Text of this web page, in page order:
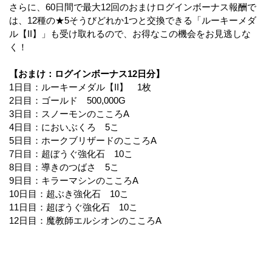
さらに、60日間で最大12回のおまけログインボーナス報酬で
は、12種の★5そうびどれか1つと交換できる「ルーキーメダ
ル【II】」も受け取れるので、お得なこの機会をお見逃しな
く！
【おまけ：ログインボーナス12日分】
1日目：ルーキーメダル【II】 1枚
2日目：ゴールド 500,000G
3日目：スノーモンのこころA
4日目：においぶくろ 5こ
5日目：ホークブリザードのこころA
7日目：超ぼうぐ強化石 10こ
8日目：導きのつばさ 5こ
9日目：キラーマシンのこころA
10日目：超ぶき強化石 10こ
11日目：超ぼうぐ強化石 10こ
12日目：魔教師エルシオンのこころA